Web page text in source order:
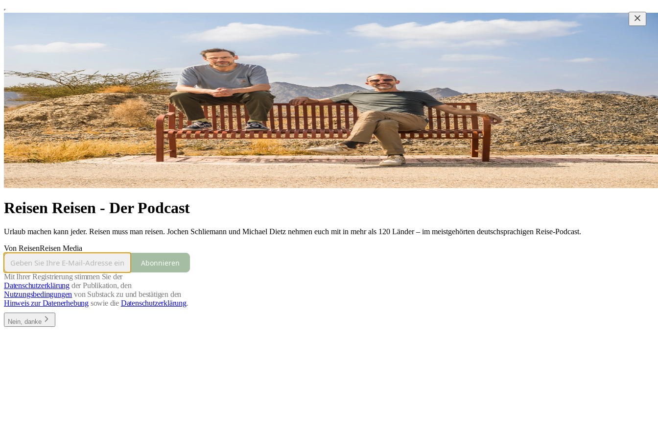
Reisen Reisen - Der Podcast
Urlaub machen kann jeder. Reisen muss man reisen. Jochen Schliemann und Michael Dietz nehmen euch mit in mehr als 120 Länder – im meistgehörten deutschsprachigen Reise-Podcast.
Von ReisenReisen Media
Abonnieren
Mit Ihrer Registrierung stimmen Sie der
Datenschutzerklärung der Publikation, den
Nutzungsbedingungen von Substack zu und bestätigen den
Hinweis zur Datenerhebung sowie die Datenschutzerklärung.
Nein, danke